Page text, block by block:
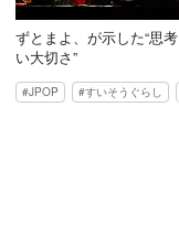
ずとまよ、が示した“思
い大切さ”
JPOP すいそうぐらし